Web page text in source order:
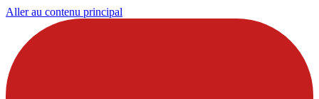
Aller au contenu principal